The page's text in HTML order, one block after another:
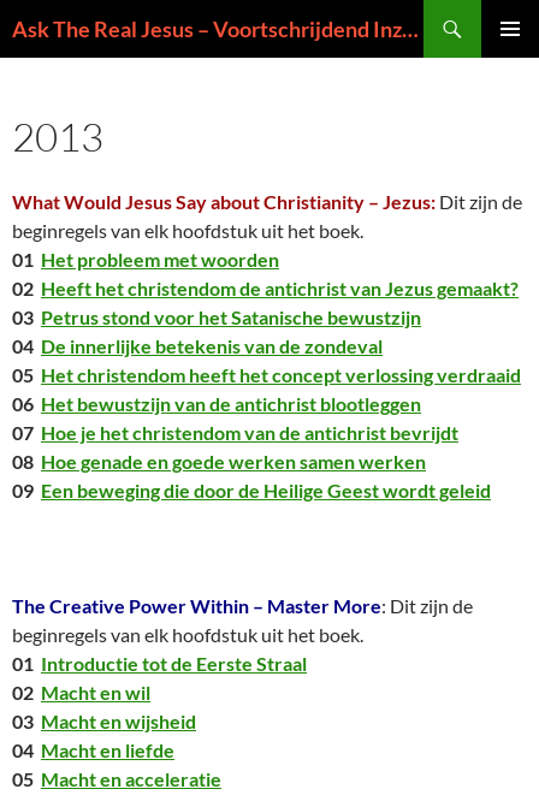
naar
Ask The Real Jesus – Voortschrijdend Inzicht in de Zin van het Leven
2013
What Would Jesus Say about Christianity – Jezus: Dit zijn de
beginregels van elk hoofdstuk uit het boek.
01 Het probleem met woorden
02 Heeft het christendom de antichrist van Jezus gemaakt?
03 Petrus stond voor het Satanische bewustzijn
04 De innerlijke betekenis van de zondeval
05 Het christendom heeft het concept verlossing verdraaid
06 Het bewustzijn van de antichrist blootleggen
07 Hoe je het christendom van de antichrist bevrijdt
08 Hoe genade en goede werken samen werken
09 Een beweging die door de Heilige Geest wordt geleid
The Creative Power Within – Master More: Dit zijn de
beginregels van elk hoofdstuk uit het boek.
01 Introductie tot de Eerste Straal
02 Macht en wil
03 Macht en wijsheid
04 Macht en liefde
05 Macht en acceleratie